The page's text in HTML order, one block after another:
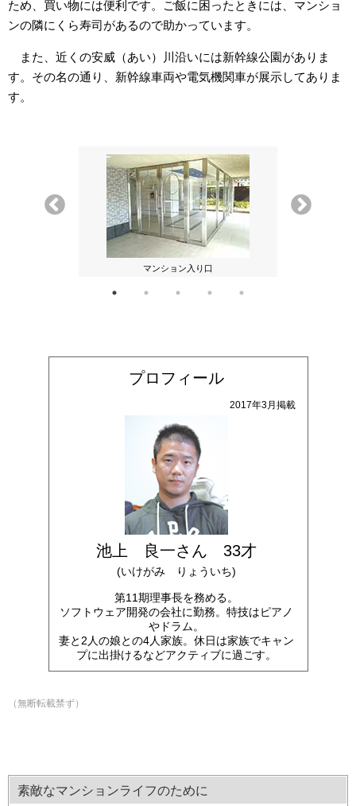
ため、買い物には便利です。ご飯に困ったときには、マンショ
ンの隣にくら寿司があるので助かっています。
また、近くの安威（あい）川沿いには新幹線公園がありま
す。その名の通り、新幹線車両や電気機関車が展示してありま
す。
マンション入り口
プロフィール
2017年3月掲載
池上 良一さん 33才
(いけがみ りょういち)
第11期理事長を務める。
ソフトウェア開発の会社に勤務。特技はピアノ
やドラム。
妻と2人の娘との4人家族。休日は家族でキャン
プに出掛けるなどアクティブに過ごす。
（無断転載禁ず）
素敵なマンションライフのために